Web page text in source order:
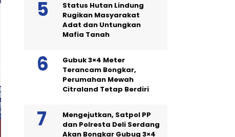
Status Hutan Lindung
Rugikan Masyarakat
Adat dan Untungkan
Mafia Tanah
Gubuk 3×4 Meter
Terancam Bongkar,
Perumahan Mewah
Citraland Tetap Berdiri
Mengejutkan, Satpol PP
dan Polresta Deli Serdang
Akan Bongkar Gubug 3×4